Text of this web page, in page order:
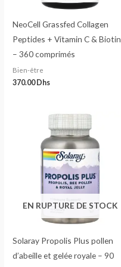
NeoCell Grassfed Collagen
Peptides + Vitamin C & Biotin
– 360 comprimés
Bien-être
370.00 Dhs
EN RUPTURE DE STOCK
Solaray Propolis Plus pollen
d’abeille et gelée royale – 90